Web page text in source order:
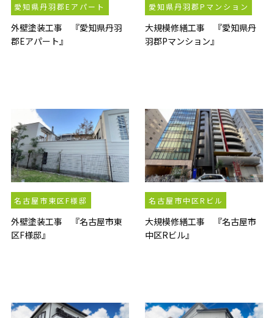
愛知県丹羽郡Eアパート
外壁塗装工事 『愛知県丹羽
郡Eアパート』
愛知県丹羽郡Pマンション
大規模修繕工事 『愛知県丹
羽郡Pマンション』
名古屋市東区F様邸
外壁塗装工事 『名古屋市東
区F様邸』
名古屋市中区Rビル
大規模修繕工事 『名古屋市
中区Rビル』